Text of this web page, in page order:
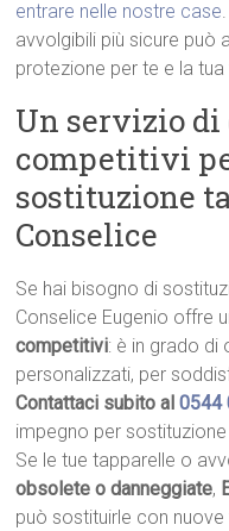
entrare nelle nostre case
avvolgibili più sicure può
protezione per te e la tua
Un servizio
competitivi
sostituzione
Conselice
Se hai bisogno di
Conselice Eugenio offre
competitivi: è in grado di
personalizzati, per
Contattaci subito al0544
impegno per
Se le tue tapparelle o
obsolete o danneggiate,
può sostituirle con